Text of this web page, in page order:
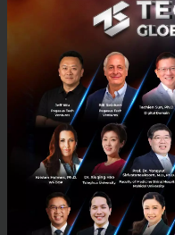
หลายสาขาตั้งอยู่ในเมื
บริษัทแม่ของ
ชำระเงินอย่างRising
สำนักงานใหญ่อยู่ที่สิงคโ
ไม่ได้ทำผ่านกับทางโรง
พ่อค้าคนกลาง